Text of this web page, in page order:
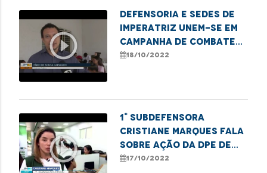
play_circle_outline
Defensoria e SEDES de
Imperatriz unem-se em
campanha de combate
ao sub-registro
18/10/2022
play_circle_outline
1° Subdefensora
Cristiane Marques fala
sobre ação da DPE de
combate ao sub-
17/10/2022